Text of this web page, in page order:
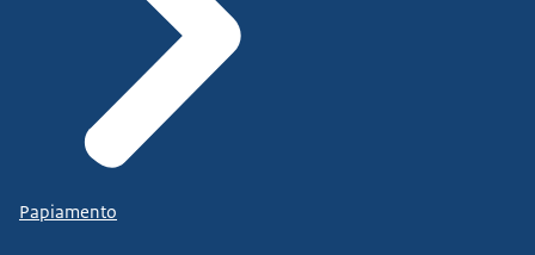
Papiamento